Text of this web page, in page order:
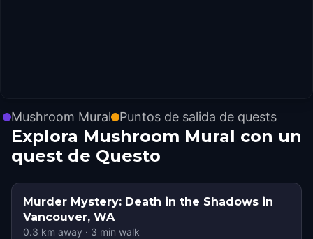
Mushroom Mural Puntos de salida de quests
Explora Mushroom Mural con un
quest de Questo
Murder Mystery: Death in the Shadows in
Vancouver, WA
0.3 km away · 3 min walk